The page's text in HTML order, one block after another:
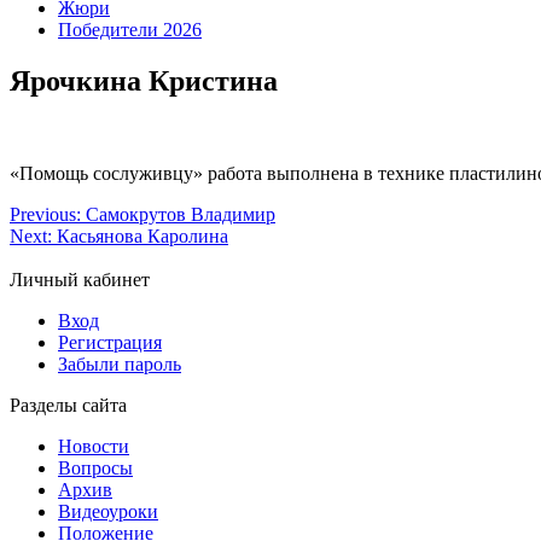
Жюри
Победители 2026
Ярочкина Кристина
«Помощь сослуживцу» работа выполнена в технике
Previous: Самокрутов Владимир
Next: Касьянова Каролина
Личный кабинет
Вход
Регистрация
Забыли пароль
Разделы сайта
Новости
Вопросы
Архив
Видеоуроки
Положение